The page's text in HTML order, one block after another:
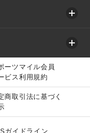
ーツマイル会員
ビス利用規約
商取引法に基づく
ガイドライン